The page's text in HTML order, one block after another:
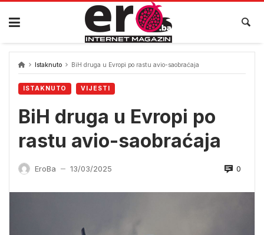
Skip
content
Istaknuto BiH druga u Evropi po rastu avio-saobraćaja
ISTAKNUTO VIJESTI
BiH druga u Evropi po
rastu avio-saobraćaja
EroBa — 13/03/2025 0